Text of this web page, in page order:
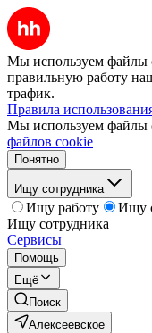
Мы используем файлы
правильную работу
трафик.
Правила
Мы используем файлы
файлов cookie
Понятно
Ищу сотрудника
Ищу работу
Ищу
Ищу сотрудника
Сервисы
Помощь
Ещё
Поиск
Алексеевское